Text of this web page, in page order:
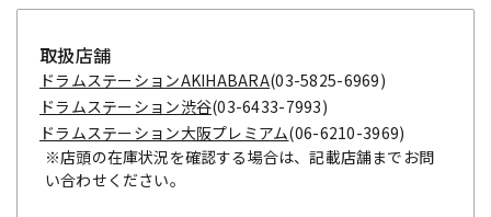
取扱店舗
ドラムステーションAKIHABARA(03-5825-6969)
ドラムステーション渋谷(03-6433-7993)
ドラムステーション大阪プレミアム(06-6210-3969)
※店頭の在庫状況を確認する場合は、記載店舗までお問
い合わせください。